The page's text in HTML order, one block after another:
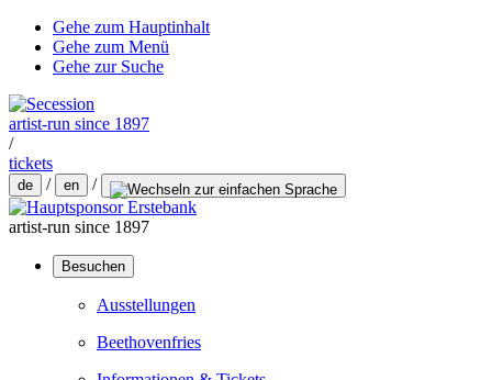
Gehe zum Hauptinhalt
Gehe zum Menü
Gehe zur Suche
artist-run since 1897
/
tickets
de / en /
artist-run since 1897
Besuchen
Ausstellungen
Beethovenfries